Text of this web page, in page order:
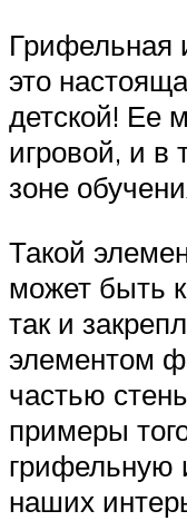
Грифельная
это
детской! Ее
игровой, и в
зоне
Такой
может быть
так и
элементом
частью
примеры
грифельную
наших